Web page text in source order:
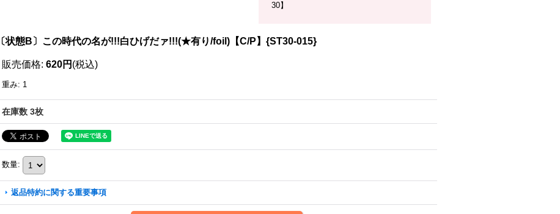
30】
〔状態B〕この時代の名が!!!白ひげだァ!!!(★有り/foil)【C/P】{ST30-015}
販売価格: 620円 (税込)
重み: 1
在庫数 3枚
数量:
返品特約に関する重要事項